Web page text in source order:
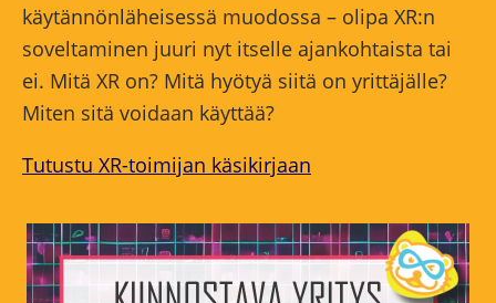
käytännönläheisessä muodossa – olipa XR:n
soveltaminen juuri nyt itselle ajankohtaista tai
ei. Mitä XR on? Mitä hyötyä siitä on yrittäjälle?
Miten sitä voidaan käyttää?
Tutustu XR-toimijan käsikirjaan